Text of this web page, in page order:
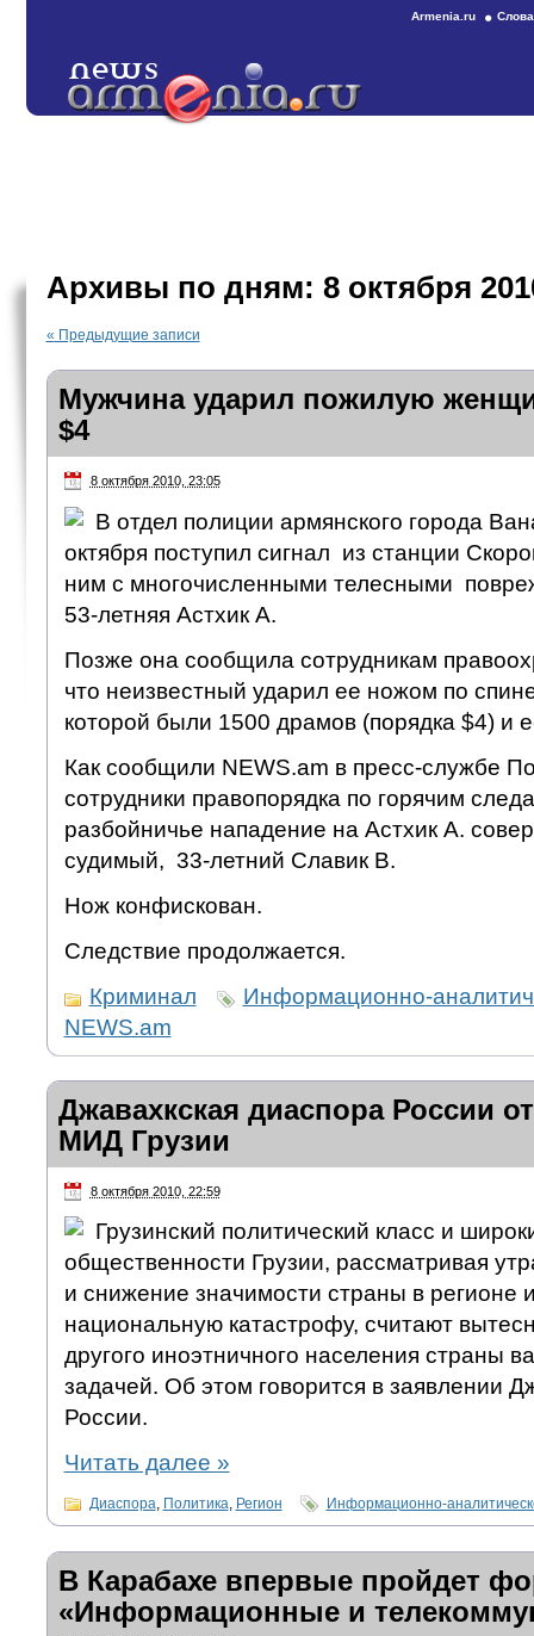
Armenia.ru
Архивы по дням: 8 октября
« Предыдущие записи
Мужчина ударил пожилую
$4
8 октября 2010, 23:05
В отдел полиции армянского города
октября поступил сигнал из станции
ним с многочисленными телесными
53-летняя Астхик А.
Позже она сообщила сотрудникам
что неизвестный ударил ее ножом по
которой были 1500 драмов (порядка $4) и
Как сообщили NEWS.am в пресс-службе
сотрудники правопорядка по горячим
разбойничье нападение на Астхик А.
судимый, 33-летний Славик В.
Нож конфискован.
Следствие продолжается.
Криминал
Информационно-
NEWS.am
Джавахкская диаспора России
МИД Грузии
8 октября 2010, 22:59
Грузинский политический класс и
общественности Грузии, рассматривая
и снижение значимости страны в регионе
национальную катастрофу, считают
другого иноэтничного населения страны
задачей. Об этом говорится в заявлении
России.
Читать далее »
Диаспора, Политика, Регион Информационно-
В Карабахе впервые пройдет
«Информационные и